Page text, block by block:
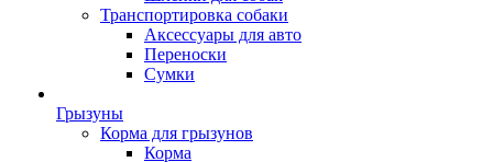
Транспортировка собаки
Аксессуары для авто
Переноски
Сумки
Грызуны
Корма для грызунов
Корма